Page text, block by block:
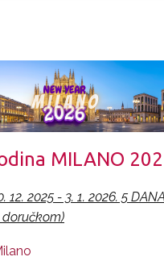
MILANO
12. 2025 - 3. 1. 2026. 5